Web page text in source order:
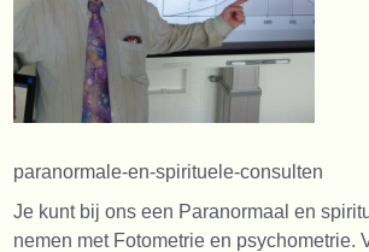
paranormale-en-spirituele-consulten
Je kunt bij ons een Paranormaal en
nemen met Fotometrie en psychometrie.